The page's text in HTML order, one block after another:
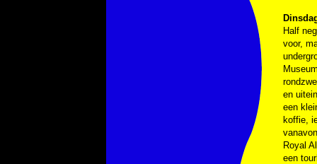
Half
voor,
en
een
koffie,
Royal
een